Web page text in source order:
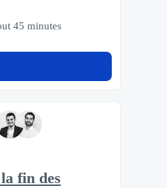
45 minutes
fin des